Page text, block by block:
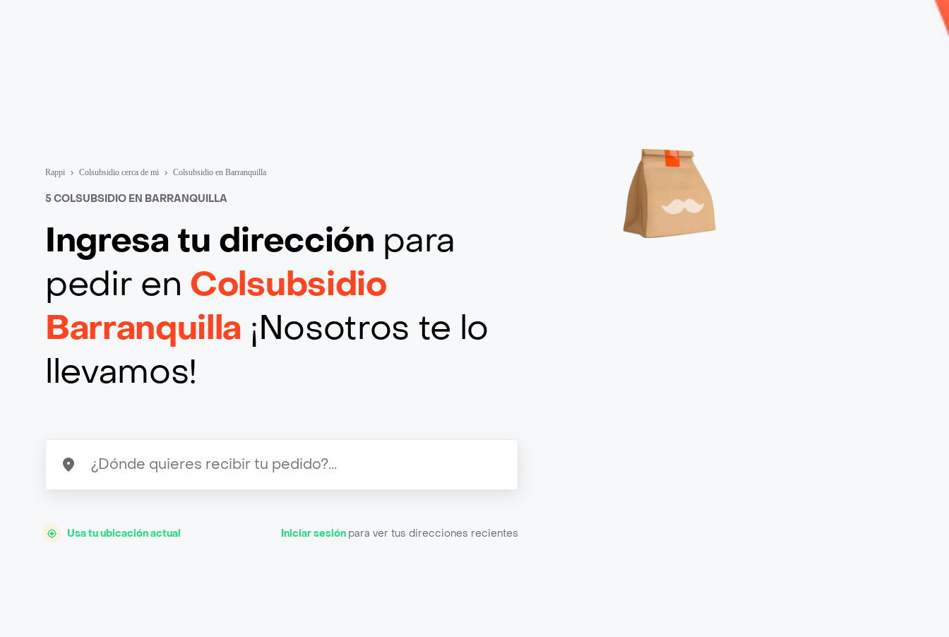
Rappi Colsubsidio cerca de mi Colsubsidio en Barranquilla
5 COLSUBSIDIO EN BARRANQUILLA
Ingresa tu dirección para
pedir en Colsubsidio
Barranquilla ¡Nosotros te lo
llevamos!
Usa tu ubicación actual Iniciar sesión para ver tus direcciones recientes